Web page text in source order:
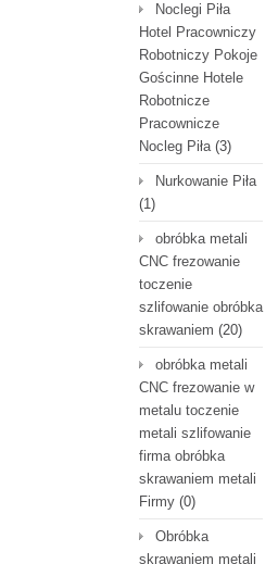
Noclegi Piła
Hotel Pracowniczy
Robotniczy Pokoje
Gościnne Hotele
Robotnicze
Pracownicze
Nocleg Piła(3)
Nurkowanie Piła
(1)
obróbka metali
CNC frezowanie
toczenie
szlifowanie obróbka
skrawaniem (20)
obróbka metali
CNC frezowanie w
metalu toczenie
metali szlifowanie
firma obróbka
skrawaniem metali
Firmy (0)
Obróbka
skrawaniem metali